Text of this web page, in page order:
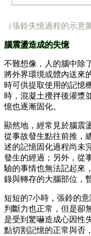
（張鈴失憶過程的示意
腦震盪造成的失憶
不難想像，人的腦中除
將外界環境或體內送來
時可供提取使用的記憶
時，混凝土攪拌後灌漿
憶也逐漸固化。
顯然地，經常見於腦震
從事故發生點往前推，
述的記憶固化過程尚未
發生的經過；另外，從
驗的事情也無法記起來
錄與轉存的大腦部位，
短短的7小時，張鈴的
判斷力也正常，但是卻
是受到驚嚇造成心因性
點切割記憶的正常與否